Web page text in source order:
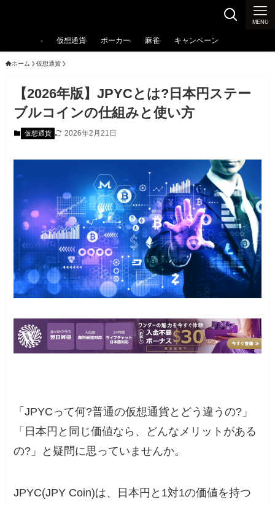
MENU
仮想通貨 ポーカー 麻雀 キャンペーン
ホーム 仮想通貨
【2026年版】JPYCとは?日本円ステー
ブルコインの仕組みと使い方
仮想通貨 2026年2月21日
「JPYCって何?普通の仮想通貨とどう違うの?」
「日本円と同じ価値なら、どんなメリットがある
の?」と疑問に思っていませんか。
JPYC(JPY Coin)は、日本円と1対1の価値を持つ